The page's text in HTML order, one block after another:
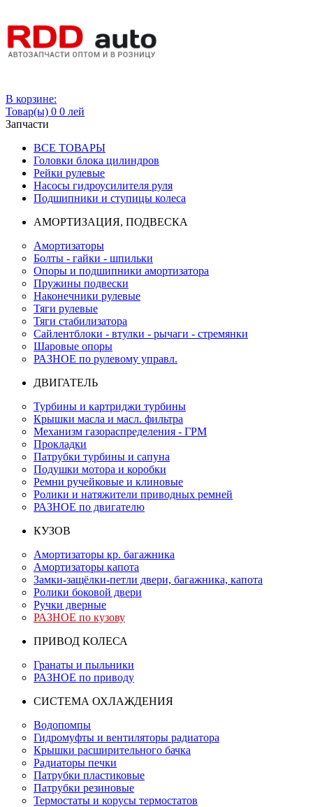
В корзине:
Товар(ы) 0 0 лей
Запчасти
ВСЕ ТОВАРЫ
Головки блока цилиндров
Рейки рулевые
Насосы гидроусилителя руля
Подшипники и ступицы колеса
АМОРТИЗАЦИЯ, ПОДВЕСКА
Амортизаторы
Болты - гайки - шпильки
Опоры и подшипники амортизатора
Пружины подвески
Наконечники рулевые
Тяги рулевые
Тяги стабилизатора
Сайлентблоки - втулки - рычаги - стремянки
Шаровые опоры
РАЗНОЕ по рулевому управл.
ДВИГАТЕЛЬ
Турбины и картриджи турбины
Крышки масла и масл. фильтра
Механизм газораспределения - ГРМ
Прокладки
Патрубки турбины и сапуна
Подушки мотора и коробки
Ремни ручейковые и клиновые
Ролики и натяжители приводных ремней
РАЗНОЕ по двигателю
КУЗОВ
Амортизаторы кр. багажника
Амортизаторы капота
Замки-защёлки-петли двери, багажника, капота
Ролики боковой двери
Ручки дверные
РАЗНОЕ по кузову
ПРИВОД КОЛЕСА
Гранаты и пыльники
РАЗНОЕ по приводу
СИСТЕМА ОХЛАЖДЕНИЯ
Водопомпы
Гидромуфты и вентиляторы радиатора
Крышки расширительного бачка
Радиаторы печки
Патрубки пластиковые
Патрубки резиновые
Термостаты и корусы термостатов